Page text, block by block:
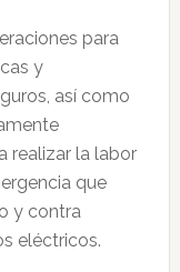
para
y
así como
realizar la labor
que
y contra
eléctricos.